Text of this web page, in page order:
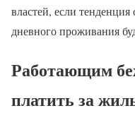
властей, если тенденция
дневного проживания
Работающим
платить за